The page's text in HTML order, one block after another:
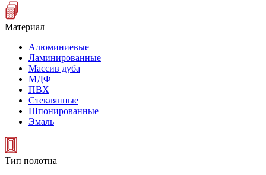
Материал
Алюминиевые
Ламинированные
Массив дуба
МДФ
ПВХ
Стеклянные
Шпонированные
Эмаль
Тип полотна